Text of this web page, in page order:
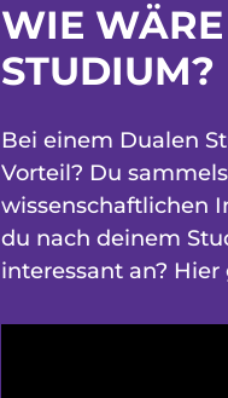
WIE
STUDIUM?
Bei einem Dualen
Vorteil? Du
wissenschaftlichen
du nach deinem
interessant an? Hier